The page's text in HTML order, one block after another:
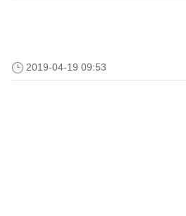
2019-04-19 09:53